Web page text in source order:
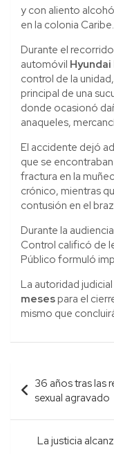
y con aliento
en la colonia Caribe.
Durante el
automóvil
control de la
principal de una
donde ocasionó
anaqueles,
El accidente dejó
que se
fractura en la
crónico, mientras
contusión en el
Durante la
Control calificó de
Público formuló
La autoridad
mesespara el
mismo que
Navegación
de
entradas
36 años tras las
sexual agravado
La justicia